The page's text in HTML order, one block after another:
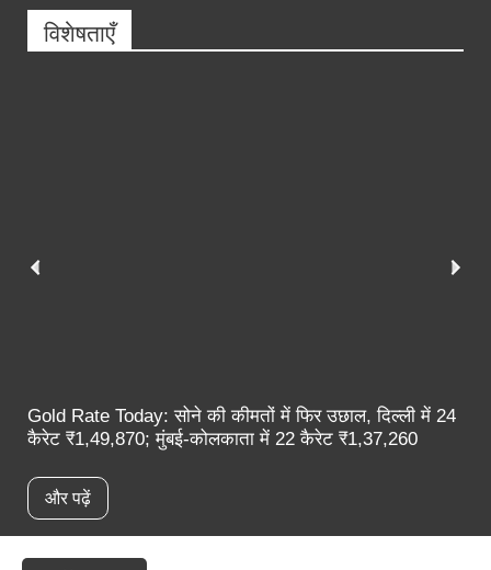
विशेषताएँ
कैरेट ₹1,49,870; मुंबई-कोलकाता में 22 कैरेट ₹1,37,260
और पढ़ें
स्पॉटलाइट